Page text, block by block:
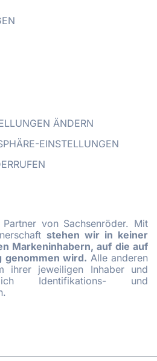
ÄNDERN
EINSTELLUNGEN
von Sachsenröder. Mit
stehen wir in keiner
Markeninhabern, auf die auf
genommen wird. Alle anderen
ihrer jeweiligen Inhaber und
Identifikations- und